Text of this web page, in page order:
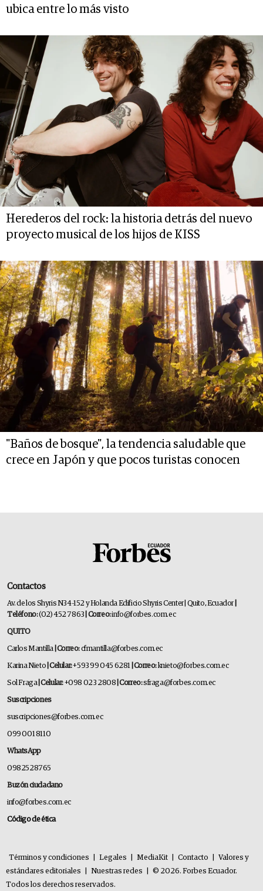
ubica entre lo más visto
Herederos del rock: la historia detrás del nuevo
proyecto musical de los hijos de KISS
"Baños de bosque", la tendencia saludable que
crece en Japón y que pocos turistas conocen
Contactos
Av. de los Shyris N34-152 y Holanda Edificio Shyris Center | Quito, Ecuador
Teléfono:(02) 452 7863 | Correo:info@forbes.com.ec
QUITO
Carlos Mantilla | Correo:cfmantilla@forbes.com.ec
Karina Nieto | Celular:+593 99 045 6281 | Correo:knieto@forbes.com.ec
Sol Fraga| Celular:+098 023 2808 | Correo:sfraga@forbes.com.ec
Suscripciones
suscripciones@forbes.com.ec
099 001 8110
WhatsApp
0982528765
Buzón ciudadano
info@forbes.com.ec
Código de ética
Términos y condiciones Legales MediaKit Contacto
Valores y
estándares editoriales
Nuestras redes
© 2026. Forbes Ecuador.
Todos los derechos reservados.